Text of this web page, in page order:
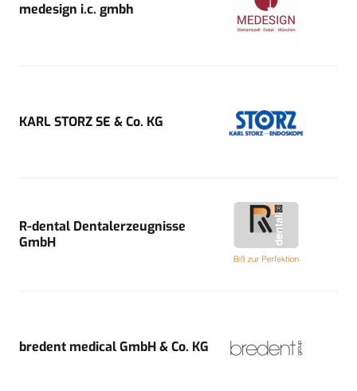
medesign i.c. gmbh
KARL STORZ SE & Co. KG
R-dental Dentalerzeugnisse
GmbH
bredent medical GmbH & Co. KG